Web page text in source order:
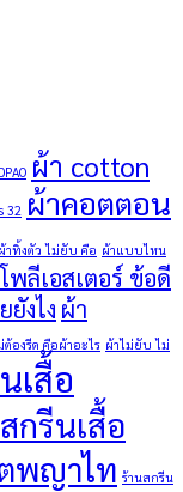
ผ้า cotton
32 ผ้าคอตตอน
ผ้าทิ้งตัว ไม่ยับ คือ ผ้าแบบไหน
พลีเอสเตอร์ ข้อดี
งไง ผ้า
ต้องรีด คือผ้าอะไร ผ้าไม่ยับ ไม่
เสื้อ
กรีนเสื้อ
พญาไท ร้านสกรีน